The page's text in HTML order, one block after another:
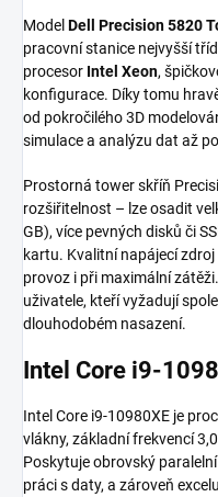
Model Dell Precision 5820
pracovní stanice nejvyšší
procesor Intel Xeon,
konfigurace. Díky tomu
od pokročilého 3D
simulace a analýzu dat až
Prostorná tower skříň
rozšiřitelnost – lze osadit
GB), více pevných disků či
kartu. Kvalitní napájecí
provoz i při maximální
uživatele, kteří vyžadují
dlouhodobém nasazení.
Intel Core i9-
Intel Core i9-10980XE je
vlákny, základní frekvencí
Poskytuje obrovský
práci s daty, a zároveň